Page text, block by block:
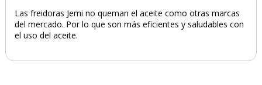
Las freidoras Jemi no queman el aceite como otras marcas
del mercado. Por lo que son más eficientes y saludables con
el uso del aceite.